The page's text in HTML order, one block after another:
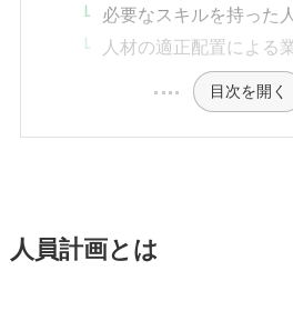
必要なスキルを持った
人材の適正配置による
目次を開く
人員計画とは